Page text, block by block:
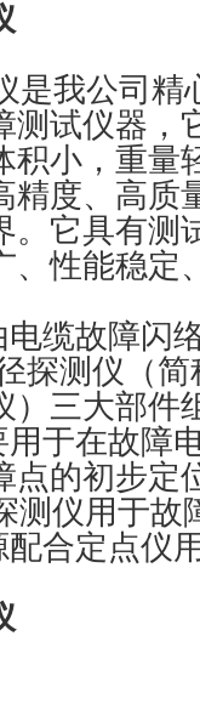
是我公司精
测试仪器，
积小，重量
精度、高质
。它具有测
、性能稳定
缆故障闪
探测仪（
）三大部件
于在故障
点的初步定
仪用于故
合定点仪